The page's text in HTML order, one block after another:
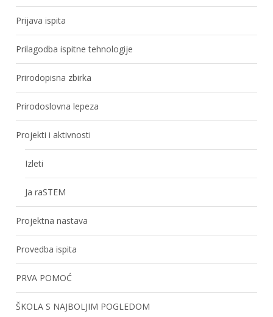
Prijava ispita
Prilagodba ispitne tehnologije
Prirodopisna zbirka
Prirodoslovna lepeza
Projekti i aktivnosti
Izleti
Ja raSTEM
Projektna nastava
Provedba ispita
PRVA POMOĆ
ŠKOLA S NAJBOLJIM POGLEDOM